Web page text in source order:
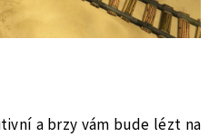
a brzy vám bude lézt na